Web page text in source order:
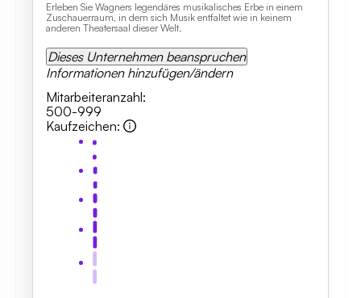
Erleben Sie Wagners legendäres musikalisches Erbe in einem
Zuschauerraum, in dem sich Musik entfaltet wie in keinem
anderen Theatersaal dieser Welt.
Dieses Unternehmen beanspruchen
Informationen hinzufügen/ändern
Mitarbeiteranzahl:
500-999
Kaufzeichen: